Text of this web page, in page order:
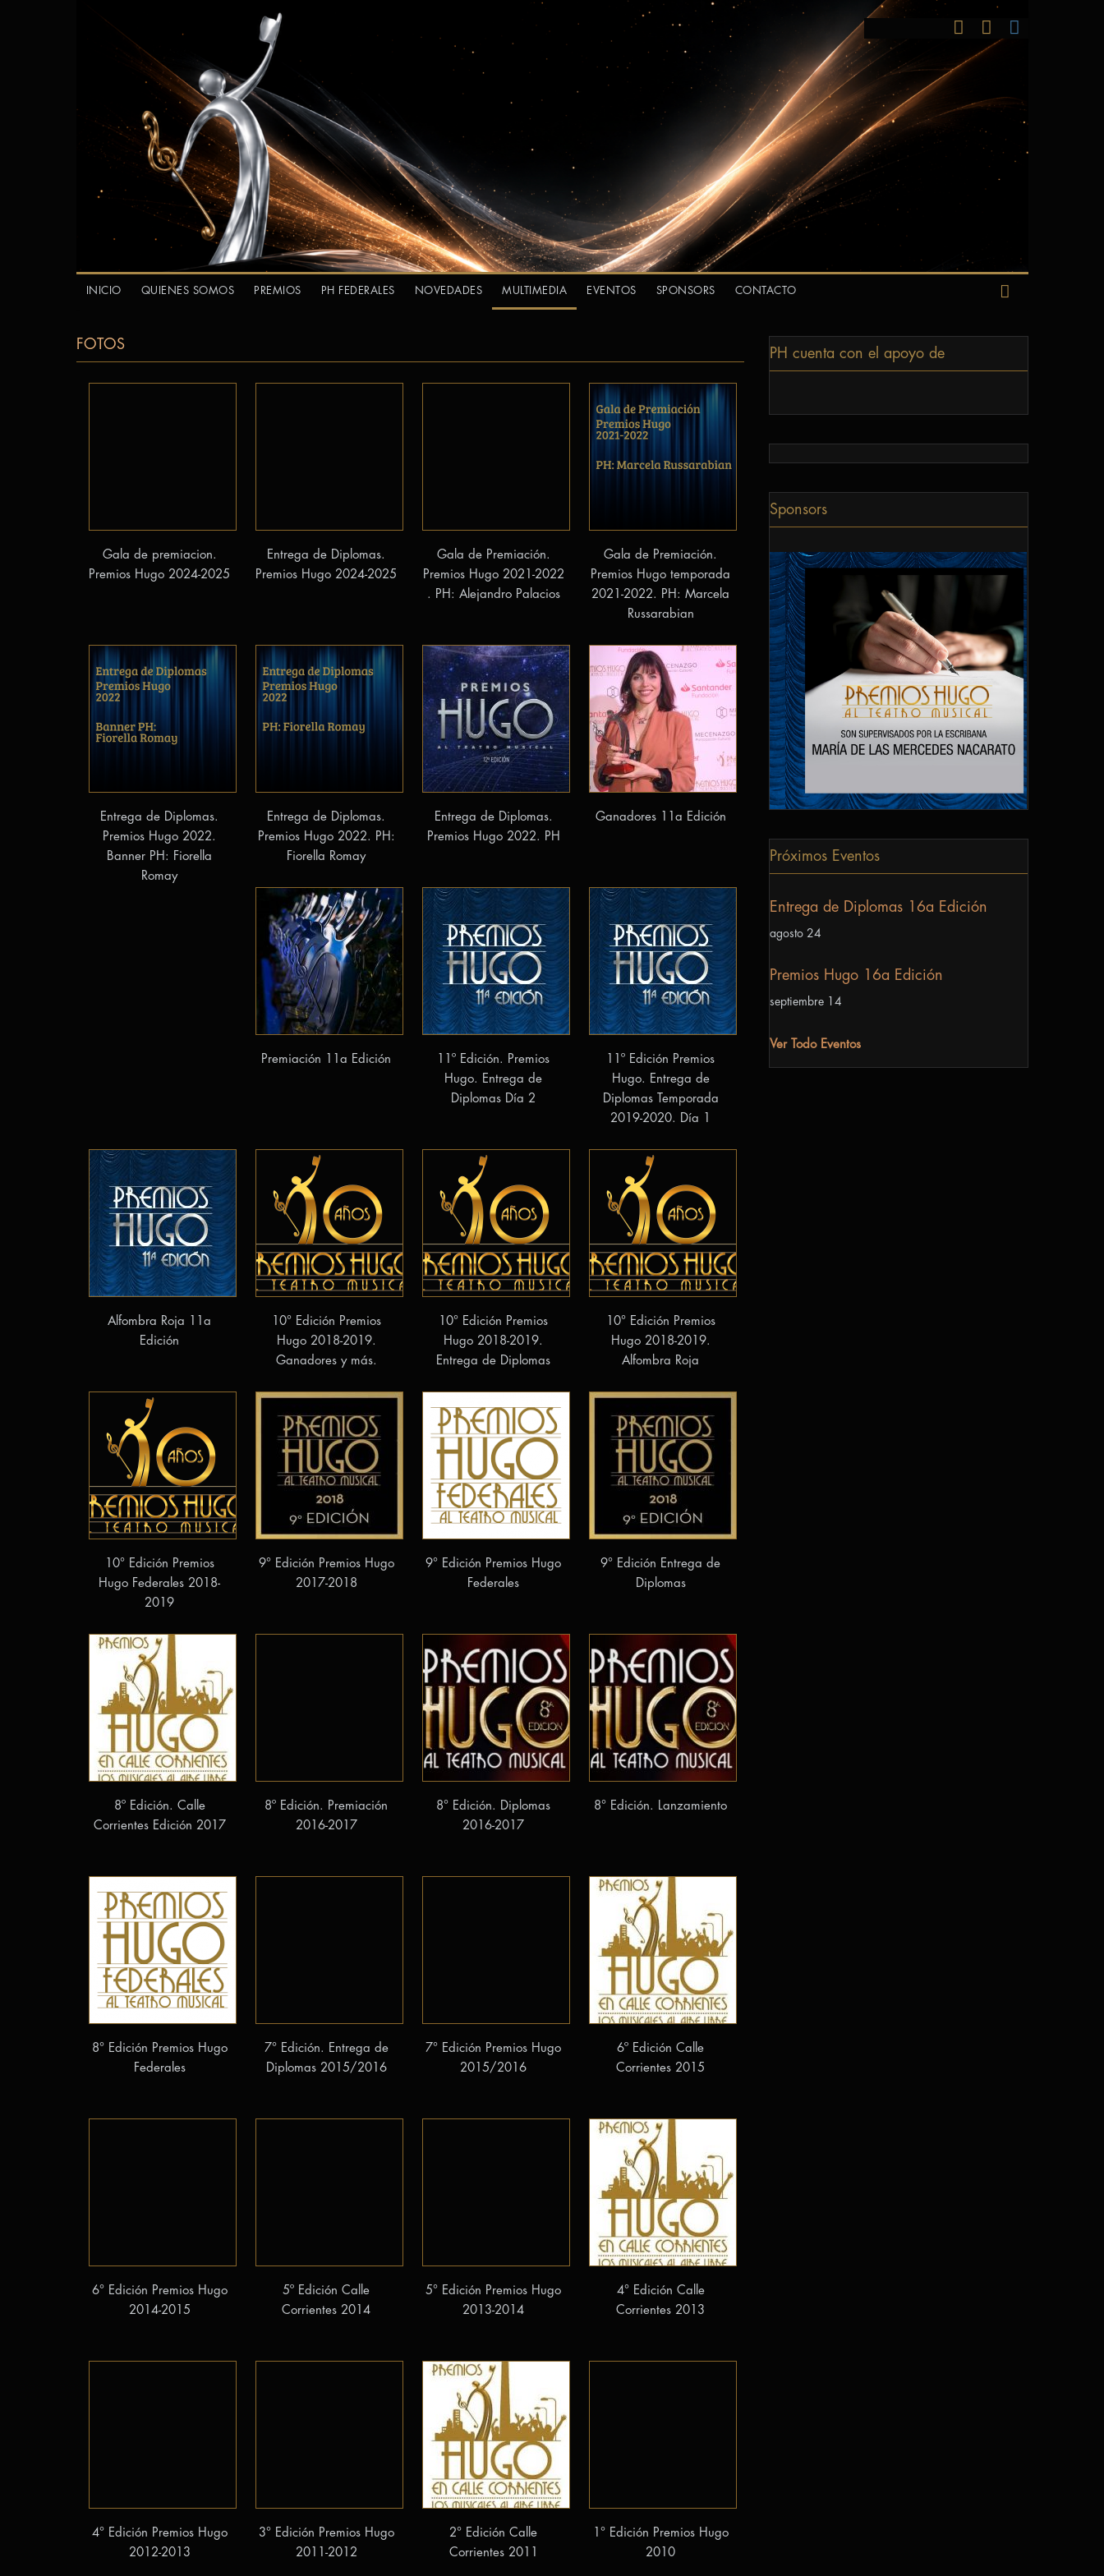
INICIO QUIENES SOMOS PREMIOS PH FEDERALES NOVEDADES MULTIMEDIA EVENTOS SPONSORS CONTACTO
FOTOS
Gala de premiacion.
Premios Hugo 2024-2025
Entrega de Diplomas.
Premios Hugo 2024-2025
Gala de Premiación.
Premios Hugo 2021-2022
. PH: Alejandro Palacios
Gala de Premiación.
Premios Hugo temporada
2021-2022. PH: Marcela
Russarabian
Entrega de Diplomas.
Premios Hugo 2022.
Banner PH: Fiorella
Romay
Entrega de Diplomas.
Premios Hugo 2022. PH:
Fiorella Romay
Entrega de Diplomas.
Premios Hugo 2022. PH
Ganadores 11a Edición
Premiación 11a Edición
11º Edición. Premios
Hugo. Entrega de
Diplomas Día 2
11º Edición Premios
Hugo. Entrega de
Diplomas Temporada
2019-2020. Día 1
Alfombra Roja 11a
Edición
10° Edición Premios
Hugo 2018-2019.
Ganadores y más.
10° Edición Premios
Hugo 2018-2019.
Entrega de Diplomas
10° Edición Premios
Hugo 2018-2019.
Alfombra Roja
10° Edición Premios
Hugo Federales 2018-
2019
9° Edición Premios Hugo
2017-2018
9° Edición Premios Hugo
Federales
9° Edición Entrega de
Diplomas
8º Edición. Calle
Corrientes Edición 2017
8º Edición. Premiación
2016-2017
8° Edición. Diplomas
2016-2017
8° Edición. Lanzamiento
8° Edición Premios Hugo
Federales
7° Edición. Entrega de
Diplomas 2015/2016
7° Edición Premios Hugo
2015/2016
6º Edición Calle
Corrientes 2015
6° Edición Premios Hugo
2014-2015
5º Edición Calle
Corrientes 2014
5° Edición Premios Hugo
2013-2014
4° Edición Calle
Corrientes 2013
4° Edición Premios Hugo
2012-2013
3° Edición Premios Hugo
2011-2012
2° Edición Calle
Corrientes 2011
1° Edición Premios Hugo
2010
PH cuenta con el apoyo de
Sponsors
Próximos Eventos
Entrega de Diplomas 16a Edición
agosto 24
Premios Hugo 16a Edición
septiembre 14
Ver Todo Eventos